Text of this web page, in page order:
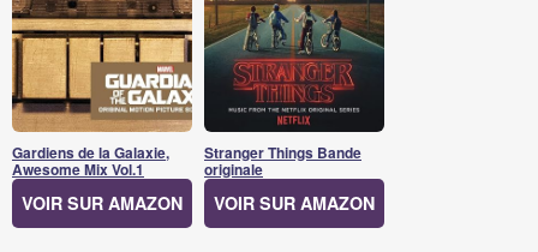
Gardiens de la Galaxie,
Awesome Mix Vol.1
VOIR SUR AMAZON
Stranger Things Bande
originale
VOIR SUR AMAZON